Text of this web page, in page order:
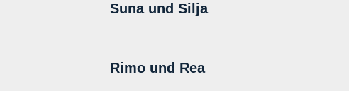
Suna und Silja
Rimo und Rea